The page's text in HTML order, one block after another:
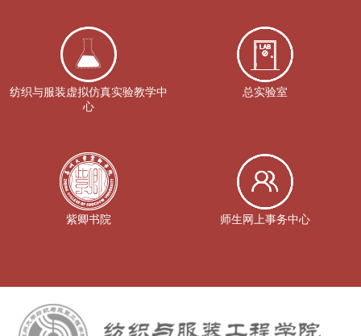
纺织与服装虚拟仿真实验教学中
心
总实验室
紫卿书院 师生网上事务中心